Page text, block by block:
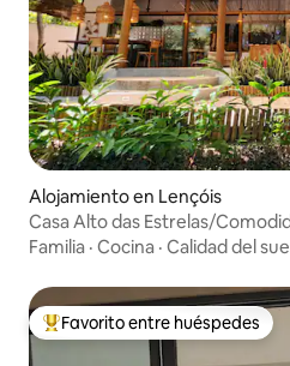
Alojamiento en Lençóis
Casa Alto das Estrelas/
Familia · Cocina · Calidad del
Favorito entre los huéspedes
Favorito entre huéspedes